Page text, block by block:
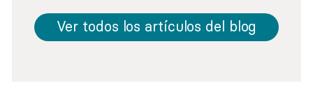
Ver todos los artículos del blog